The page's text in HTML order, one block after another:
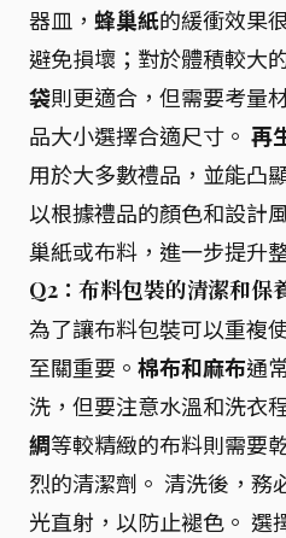
器皿， 蜂巢紙的緩衝效果
避免損壞；對於體積較大
袋則更適合，但需要考量
品大小選擇合適尺寸。 再
用於大多數禮品，並能凸
以根據禮品的顏色和設計
巢紙或布料，進一步提升
Q2：布料包裝的清潔和保
為了讓布料包裝可以重複
至關重要。 棉布和麻布通
洗，但要注意水溫和洗衣
綢等較精緻的布料則需要
烈的清潔劑。 清洗後，務
光直射，以防止褪色。 選